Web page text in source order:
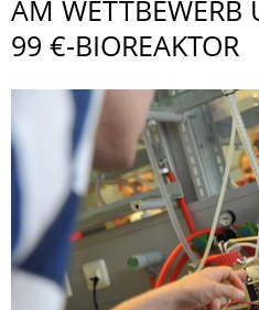
AM WETTBEWERB
99 €-BIOREAKTOR